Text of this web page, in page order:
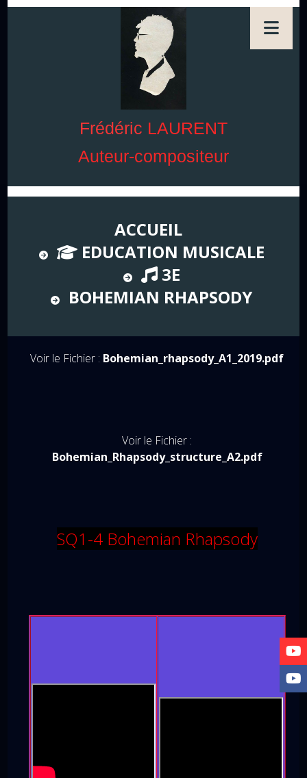
Frédéric LAURENT
Auteur-compositeur
ACCUEIL
EDUCATION MUSICALE
3E
BOHEMIAN RHAPSODY
Voir le Fichier : Bohemian_rhapsody_A1_2019.pdf
Voir le Fichier :
Bohemian_Rhapsody_structure_A2.pdf
SQ1-4 Bohemian Rhapsody